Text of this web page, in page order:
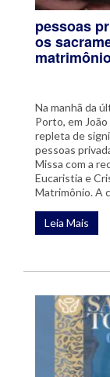
pessoas
os
Na manhã da
Porto, em
repleta de
pessoas
Missa com a
Eucaristia e
Matrimônio. A
Leia Mais